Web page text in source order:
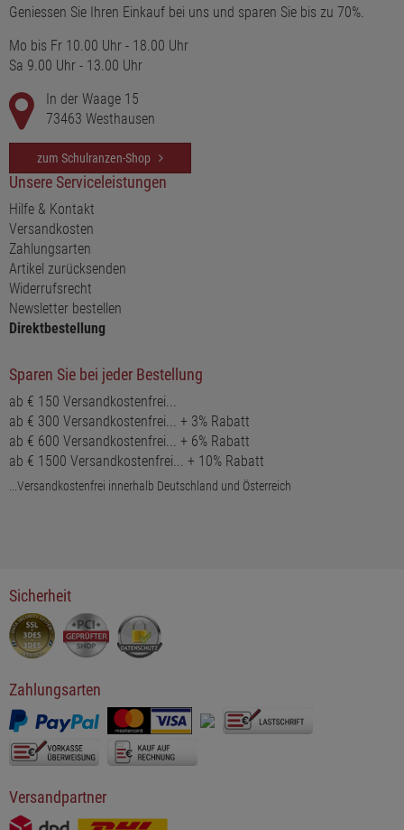
Geniessen Sie Ihren Einkauf bei uns und sparen Sie bis zu 70%.
Mo bis Fr 10.00 Uhr - 18.00 Uhr
Sa 9.00 Uhr - 13.00 Uhr
In der Waage 15
73463 Westhausen
zum Schulranzen-Shop
Unsere Serviceleistungen
Hilfe & Kontakt
Versandkosten
Zahlungsarten
Artikel zurücksenden
Widerrufsrecht
Newsletter bestellen
Direktbestellung
Sparen Sie bei jeder Bestellung
ab € 150 Versandkostenfrei...
ab € 300 Versandkostenfrei... + 3% Rabatt
ab € 600 Versandkostenfrei... + 6% Rabatt
ab € 1500 Versandkostenfrei... + 10% Rabatt
...Versandkostenfrei innerhalb Deutschland und Österreich
Sicherheit
Zahlungsarten
Versandpartner